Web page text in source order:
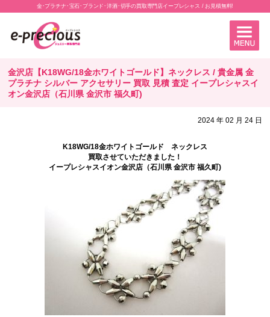
金･プラチナ･宝石･ブランド･洋酒･切手の買取専門店イープレシャス / お見積無料!
金沢店【K18WG/18金ホワイトゴールド】ネックレス / 貴金属 金
プラチナ シルバー アクセサリー 買取 見積 査定 イープレシャスイ
オン金沢店（石川県 金沢市 福久町)
2024 年 02 月 24 日
K18WG/18金ホワイトゴールド ネックレス
買取させていただきました！
イープレシャスイオン金沢店（石川県 金沢市 福久町)